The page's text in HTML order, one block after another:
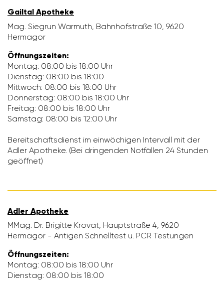
Gailtal Apotheke
Mag. Siegrun Warmuth, Bahn­hof­straße 10, 9620
Hermagor
Öffnungs­zeiten:
Montag: 08:00 bis 18:00 Uhr
Dienstag: 08:00 bis 18:00
Mitt­woch: 08:00 bis 18:00 Uhr
Donnerstag: 08:00 bis 18:00 Uhr
Freitag: 08:00 bis 18:00 Uhr
Samstag: 08:00 bis 12:00 Uhr
Bereit­schafts­dienst im einwö­chigen Inter­vall mit der
Adler Apotheke. (Bei drin­genden Notfällen 24 Stunden
geöffnet)
Adler Apotheke
MMag. Dr. Brigitte Krovat, Haupt­straße 4, 9620
Hermagor - Antigen Schnell­test u. PCR Testungen
Öffnungs­zeiten:
Montag: 08:00 bis 18:00 Uhr
Dienstag: 08:00 bis 18:00